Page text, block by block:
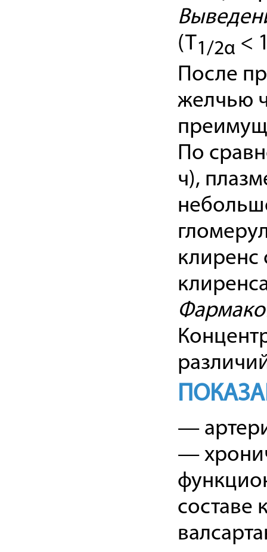
(T1/2α <
После
желчью
По
ч),
клиренс
—
—
составе